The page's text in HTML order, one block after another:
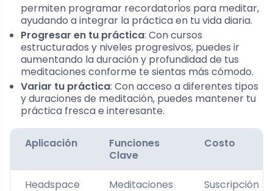
permiten programar recordatorios para meditar,
ayudando a integrar la práctica en tu vida diaria.
Progresar en tu práctica: Con cursos
estructurados y niveles progresivos, puedes ir
aumentando la duración y profundidad de tus
meditaciones conforme te sientas más cómodo.
Variar tu práctica: Con acceso a diferentes tipos
y duraciones de meditación, puedes mantener tu
práctica fresca e interesante.
Aplicación
Funciones
Clave
Costo
Headspace
Meditaciones
Suscripción